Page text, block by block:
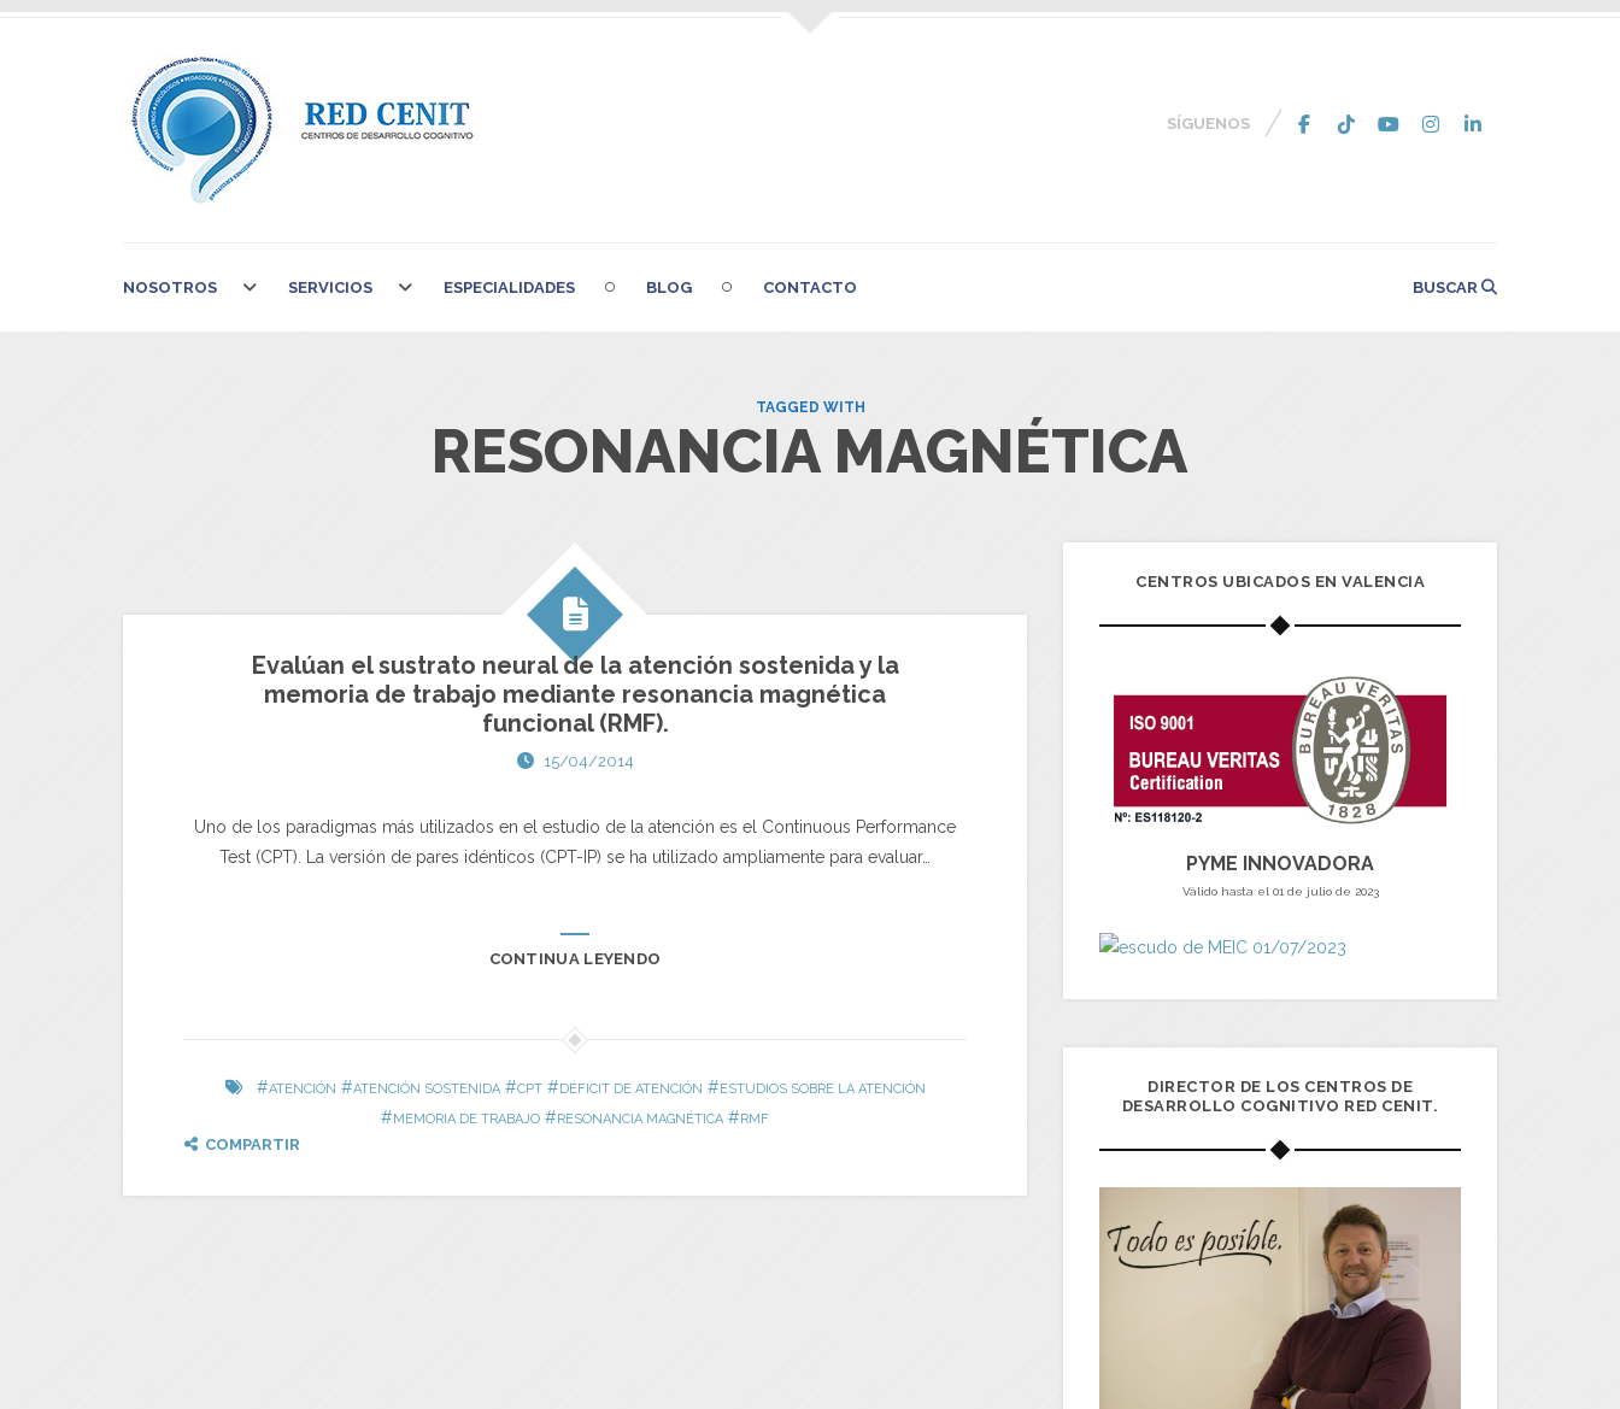
SÍGUENOS
NOSOTROS SERVICIOS ESPECIALIDADES BLOG CONTACTO BUSCAR
TAGGED WITH
RESONANCIA MAGNÉTICA
Evalúan el sustrato neural de la atención sostenida y la
memoria de trabajo mediante resonancia magnética
funcional (RMF).
15/04/2014
Uno de los paradigmas más utilizados en el estudio de la atención es el Continuous Performance
Test (CPT). La versión de pares idénticos (CPT-IP) se ha utilizado ampliamente para evaluar…
CONTINUA LEYENDO
#ATENCIÓN #ATENCIÓN SOSTENIDA#CPT#DÉFICIT DE ATENCIÓN #ESTUDIOS SOBRE LA ATENCIÓN
#MEMORIA DE TRABAJO #RESONANCIA MAGNÉTICA #RMF
COMPARTIR
CENTROS UBICADOS EN VALENCIA
PYME INNOVADORA
Válido hasta el 01 de julio de 2023
DIRECTOR DE LOS CENTROS DE
DESARROLLO COGNITIVO RED CENIT.